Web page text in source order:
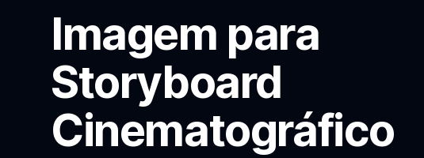
Imagem para
Storyboard
Cinematográfico